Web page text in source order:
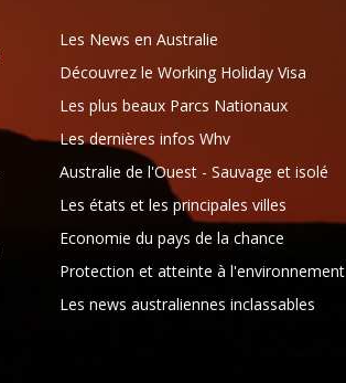
Les News en Australie
Découvrez le Working Holiday Visa
Les plus beaux Parcs Nationaux
Les dernières infos Whv
Australie de l'Ouest - Sauvage et isolé
Les états et les principales villes
Economie du pays de la chance
Protection et atteinte à l'environnement
Les news australiennes inclassables